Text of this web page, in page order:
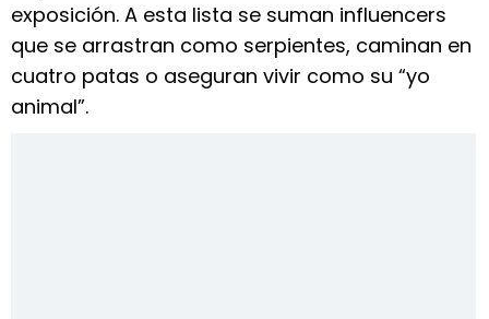
exposición. A esta lista se suman influencers
que se arrastran como serpientes, caminan en
cuatro patas o aseguran vivir como su “yo
animal”.